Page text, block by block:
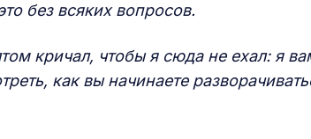
без всяких вопросов.
кричал, чтобы я сюда не ехал: я
как вы начинаете